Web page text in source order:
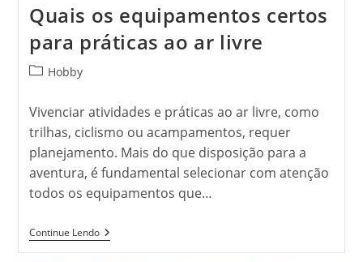
Quais os equipamentos certos
para práticas ao ar livre
Categoria
post:
Hobby
Vivenciar atividades e práticas ao ar livre, como
trilhas, ciclismo ou acampamentos, requer
planejamento. Mais do que disposição para a
aventura, é fundamental selecionar com atenção
todos os equipamentos que…
Continue LendoQuais
Os